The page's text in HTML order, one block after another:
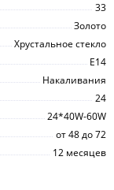
33
Золото
Хрустальное стекло
E14
Накаливания
24
24*40W-60W
от 48 до 72
12 месяцев